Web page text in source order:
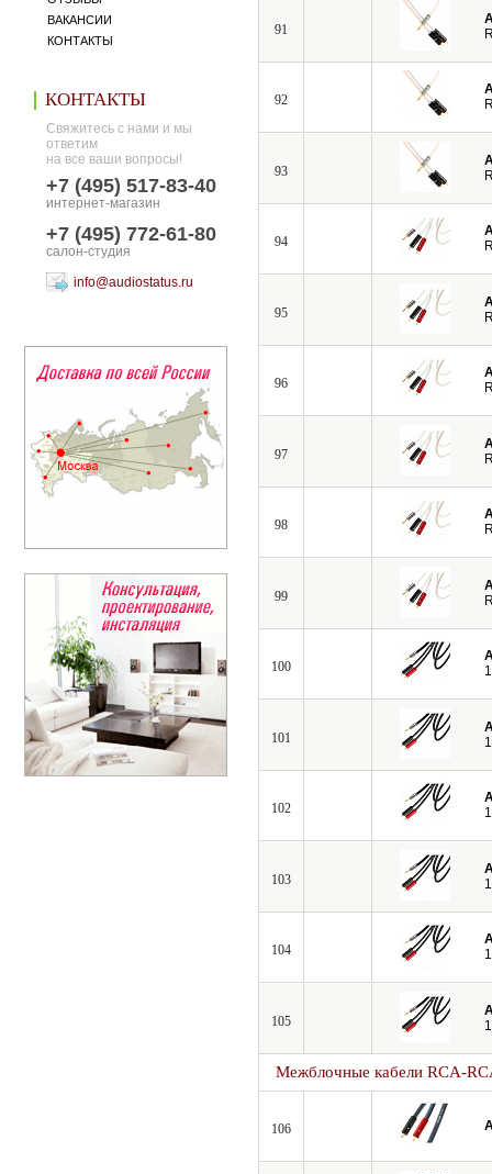
ВАКАНСИИ
КОНТАКТЫ
КОНТАКТЫ
Свяжитесь с нами и мы
ответим
на все ваши вопросы!
+7 (495) 517-83-40
интернет-магазин
+7 (495) 772-61-80
салон-студия
info@audiostatus.ru
91
92
93
94
95
96
97
98
99
100
101
102
103
104
105
Межблочные кабели RCA-
106